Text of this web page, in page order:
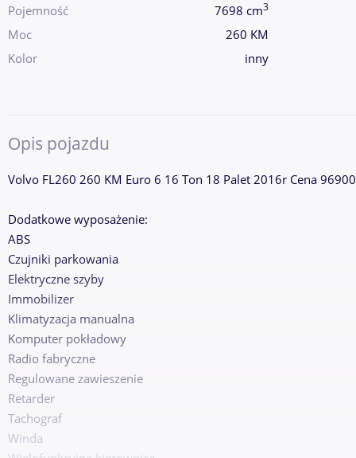
Pojemność
7698 cm3
Moc
260 KM
Kolor
inny
Opis pojazdu
Volvo FL260 260 KM Euro 6 16 Ton 18 Palet 2016r Cena
Dodatkowe wyposażenie:
ABS
Czujniki parkowania
Elektryczne szyby
Immobilizer
Klimatyzacja manualna
Komputer pokładowy
Radio fabryczne
Regulowane zawieszenie
Retarder
Tachograf
Winda